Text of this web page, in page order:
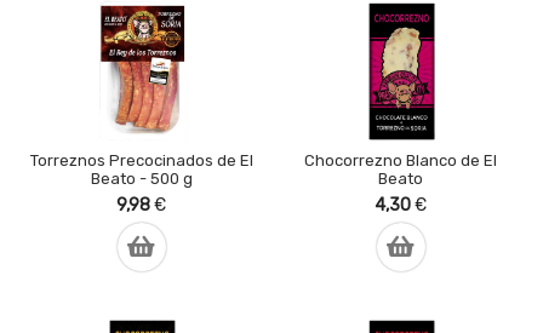
Torreznos Precocinados de El
Beato - 500 g
9,98€
Chocorrezno Blanco de El
Beato
4,30€